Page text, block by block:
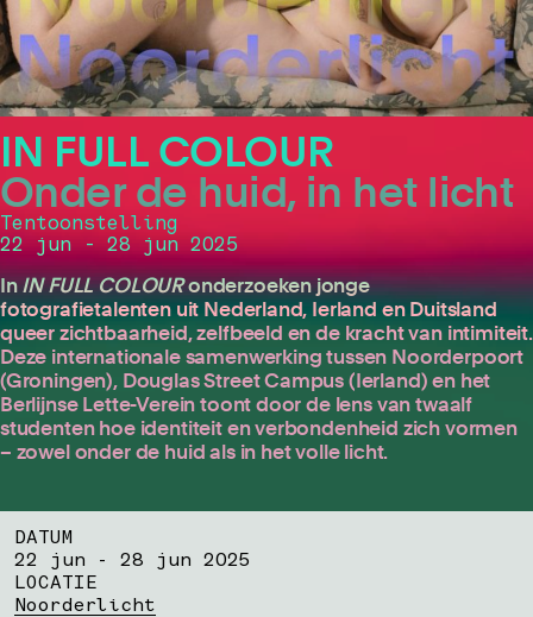
IN FULL COLOUR
Onder de huid, in het licht
Tentoonstelling
22 jun - 28 jun 2025
InIN FULL COLOURonderzoeken jonge
fotografietalenten uit Nederland, Ierland en Duitsland
queer zichtbaarheid, zelfbeeld en de kracht van intimiteit.
Deze internationale samenwerking tussen Noorderpoort
(Groningen), Douglas Street Campus (Ierland) en het
Berlijnse Lette-Verein toont door de lens van twaalf
studenten hoe identiteit en verbondenheid zich vormen
– zowel onder de huid als in het volle licht.
DATUM
22 jun - 28 jun 2025
LOCATIE
Noorderlicht